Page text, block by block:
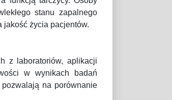
stanu zapalnego
życia pacjentów.
z laboratoriów, aplikacji
w wynikach badań
na porównanie